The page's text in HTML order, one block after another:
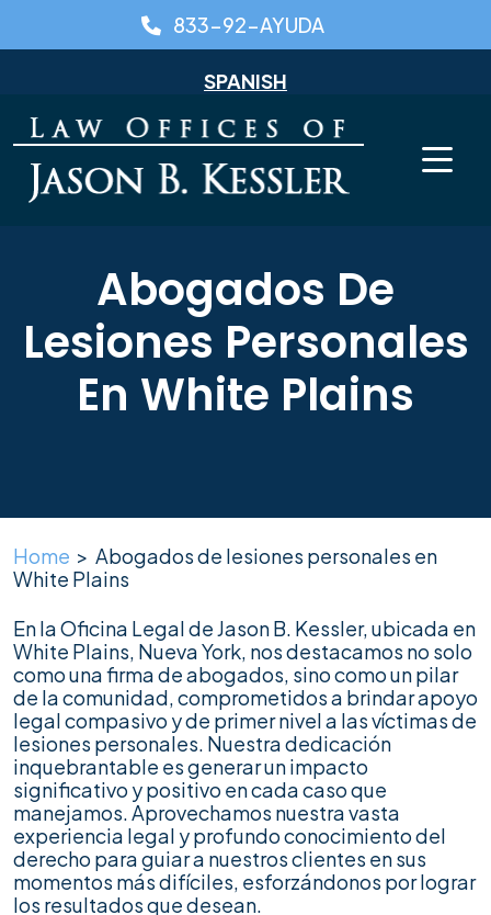
content
SPANISH
833-92-AYUDA
Abogados De
Lesiones Personales
En White Plains
Home > Abogados de lesiones personales en
White Plains
En la Oficina Legal de Jason B. Kessler, ubicada en
White Plains, Nueva York, nos destacamos no solo
como una firma de abogados, sino como un pilar
de la comunidad, comprometidos a brindar apoyo
legal compasivo y de primer nivel a las víctimas de
lesiones personales. Nuestra dedicación
inquebrantable es generar un impacto
significativo y positivo en cada caso que
manejamos. Aprovechamos nuestra vasta
experiencia legal y profundo conocimiento del
derecho para guiar a nuestros clientes en sus
momentos más difíciles, esforzándonos por lograr
los resultados que desean.